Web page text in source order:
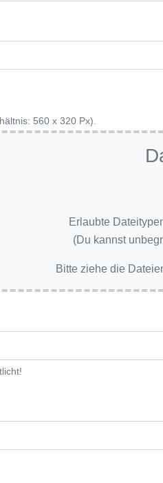
560 x 320 Px).
Erlaubte
(Du kannst
Bitte ziehe die